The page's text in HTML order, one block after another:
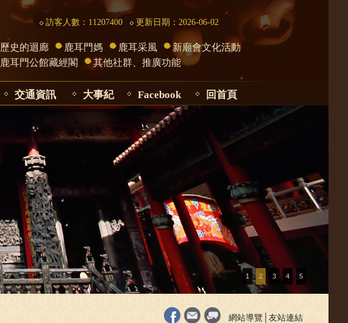
訪客人數：11207400 更新日期：2026-06-02
歷史的迴廊 鹿耳門媽 鹿耳采風
新廟會文化活動
鹿耳門公館藏經閣 其他社群、推廣功能
交通資訊 大事紀 Facebook 回首頁
1 2 3 4 5
網站導覽 友站連結